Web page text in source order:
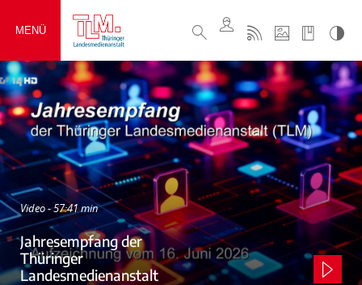
MENÜ
Video - 57:41 min
Jahresempfang der
Thüringer
Landesmedienanstalt